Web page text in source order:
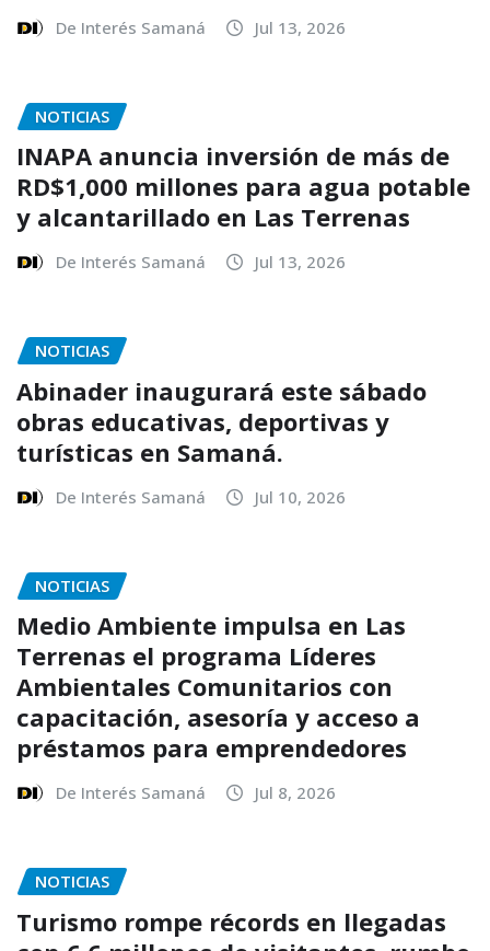
De Interés Samaná Jul 13, 2026
NOTICIAS
INAPA anuncia inversión de más de
RD$1,000 millones para agua potable
y alcantarillado en Las Terrenas
De Interés Samaná Jul 13, 2026
NOTICIAS
Abinader inaugurará este sábado
obras educativas, deportivas y
turísticas en Samaná.
De Interés Samaná Jul 10, 2026
NOTICIAS
Medio Ambiente impulsa en Las
Terrenas el programa Líderes
Ambientales Comunitarios con
capacitación, asesoría y acceso a
préstamos para emprendedores
De Interés Samaná Jul 8, 2026
NOTICIAS
Turismo rompe récords en llegadas